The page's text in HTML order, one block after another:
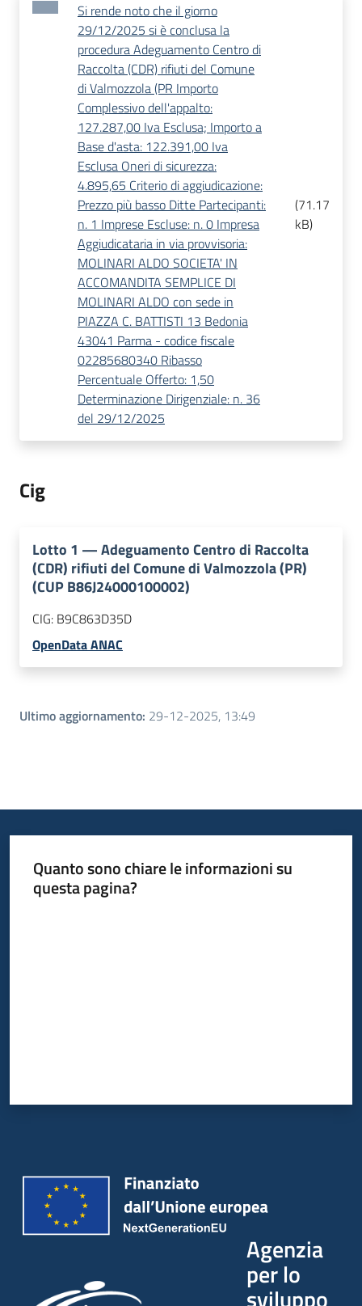
Si rende noto che il giorno
29/12/2025 si è conclusa la
procedura Adeguamento Centro di
Raccolta (CDR) rifiuti del Comune
di Valmozzola (PR Importo
Complessivo dell'appalto:
127.287,00 Iva Esclusa; Importo a
Base d'asta: 122.391,00 Iva
Esclusa Oneri di sicurezza:
4.895,65 Criterio di aggiudicazione:
Prezzo più basso Ditte Partecipanti:
n. 1 Imprese Escluse: n. 0 Impresa
Aggiudicataria in via provvisoria:
MOLINARI ALDO SOCIETA' IN
ACCOMANDITA SEMPLICE DI
MOLINARI ALDO con sede in
PIAZZA C. BATTISTI 13 Bedonia
43041 Parma - codice fiscale
02285680340 Ribasso
Percentuale Offerto: 1,50
Determinazione Dirigenziale: n. 36
del 29/12/2025
(71.17
kB)
Cig
Lotto 1 —Adeguamento Centro di Raccolta
(CDR) rifiuti del Comune di Valmozzola (PR)
(CUP B86J24000100002)
CIG: B9C863D35D
OpenData ANAC
Ultimo aggiornamento: 29-12-2025, 13:49
Quanto sono chiare le informazioni su
questa pagina?
Agenzia
per lo
sviluppo